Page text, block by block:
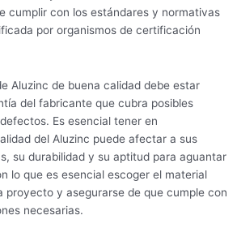
cumplir con los estándares y normativas
por organismos de certificación
Aluzinc de buena calidad debe estar
del fabricante que cubra posibles
Es esencial tener en
del Aluzinc puede afectar a sus
su durabilidad y su aptitud para aguantar
lo que es esencial escoger el material
proyecto y asegurarse de que cumple con
necesarias.